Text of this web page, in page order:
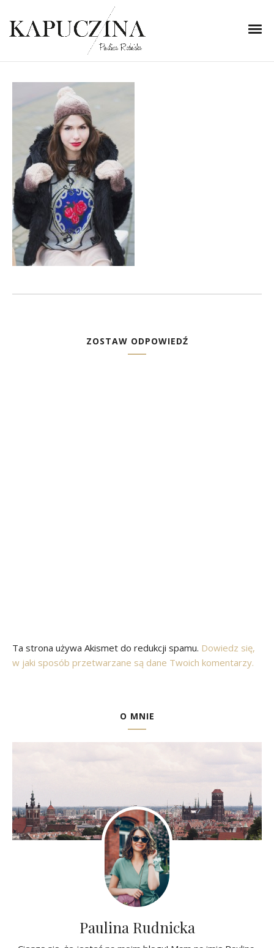
5 grudnia 2013
IMG_7917
Written by
ZOSTAW ODPOWIEDŹ
Ta strona używa Akismet do redukcji spamu. Dowiedz się,
w jaki sposób przetwarzane są dane Twoich komentarzy.
O MNIE
Paulina Rudnicka